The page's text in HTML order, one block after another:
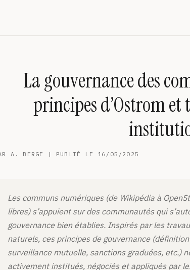
La gouvernance des
principes d’Ostrom
A. BERGE | PUBLIÉ LE 16/05/2025
Les communs numériques (de Wikipédia à
libres) s’appuient sur des communautés qui
gouvernance bien établies. Inspirés par les
naturels, ces principes de gouvernance
surveillance mutuelle, sanctions graduées, etc.)
activement institués, négociés et appliqués par